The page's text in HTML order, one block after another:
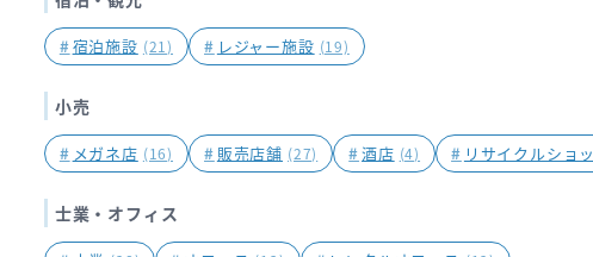
#宿泊施設 (21) # レジャー施設 (19)
小売
# メガネ店 (16) # 販売店舗 (27) #酒店 (4) # リサイクルショ
士業・オフィス